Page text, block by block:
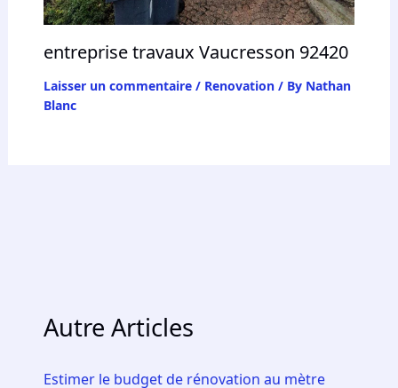
entreprise travaux Vaucresson 92420
Laisser un commentaire / Renovation/ By Nathan
Blanc
Autre Articles
Estimer le budget de rénovation au mètre